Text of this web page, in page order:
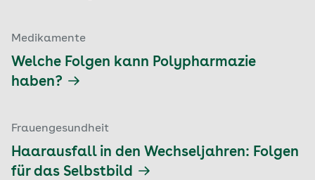
Medikamente
Welche Folgen kann Polypharmazie
haben?
Frauengesundheit
Haarausfall in den Wechseljahren: Folgen
für das Selbstbild